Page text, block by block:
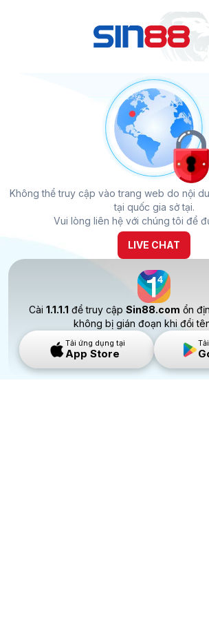
Không thể truy cập vào trang web do nội
tại quốc gia sở tại.
Vui lòng liên hệ với chúng tôi để
LIVE CHAT
Cài 1.1.1.1 để truy cập Sin88.com ổn
không bị gián đoạn khi đổi
Tải ứng dụng tại
App Store